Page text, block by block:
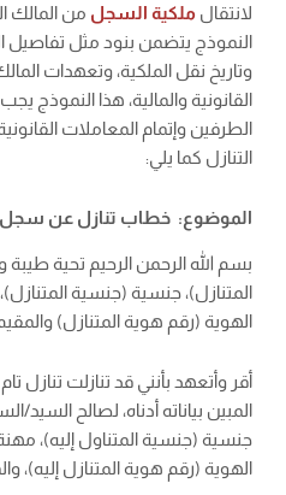
لانتقال ملكية السجل من المالك
النموذج يتضمن بنود مثل تفاصيل
وتاريخ نقل الملكية، وتعهدات المالك
القانونية والمالية، هذا النموذج
الطرفين وإتمام المعاملات
التنازل كما يلي:
الموضوع: خطاب تنازل عن سجل
بسم الله الرحمن الرحيم تحية طيبة
المتنازل)، جنسية (جنسية
الهوية (رقم هوية المتنازل)
أقر وأتعهد بأنني قد تنازلت تنازل
المبين بياناته أدناه، لصالح السيد/
جنسية (جنسية المتناول إليه)،
الهوية (رقم هوية المتنازل إليه)،